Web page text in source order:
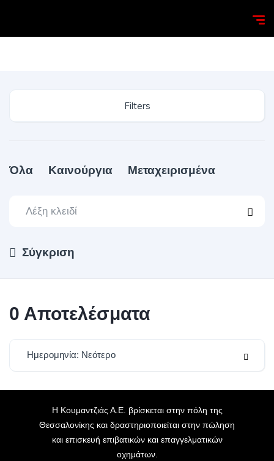
Filters
Όλα Καινούργια Μεταχειρισμένα
Σύγκριση
0 Αποτελέσματα
Ημερομηνία: Νεότερο
Η Κουμαντζιάς Α.Ε. βρίσκεται στην πόλη της
Θεσσαλονίκης και δραστηριοποιείται στην πώληση
και επισκευή επιβατικών και επαγγελματικών
οχημάτων.